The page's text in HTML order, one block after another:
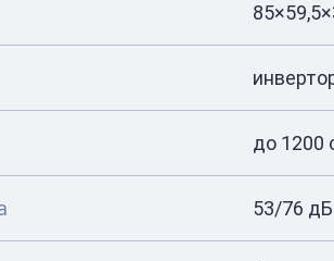
до 1200
53/76